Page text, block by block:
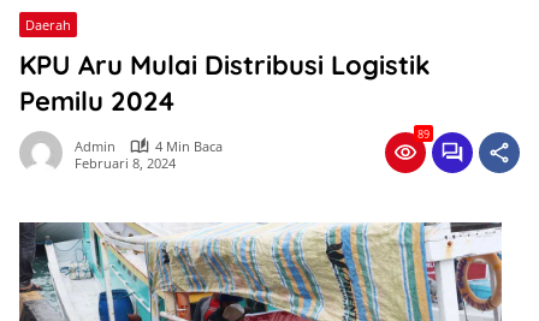
Daerah
KPU Aru Mulai Distribusi Logistik
Pemilu 2024
Admin
4 Min Baca
Februari 8, 2024
89